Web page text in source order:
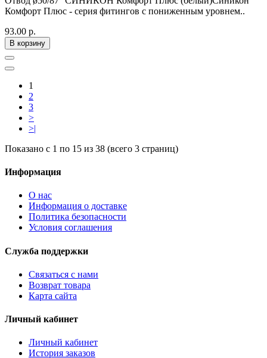
Комфорт Плюс - серия фитингов с пониженным уровнем..
93.00 р.
В корзину
1
2
3
>
>|
Показано с 1 по 15 из 38 (всего 3 страниц)
Информация
О нас
Информация о доставке
Политика безопасности
Условия соглашения
Служба поддержки
Связаться с нами
Возврат товара
Карта сайта
Личный кабинет
Личный кабинет
История заказов